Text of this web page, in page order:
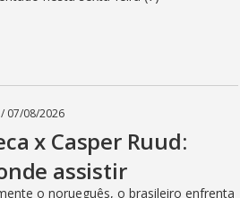
/ 07/08/2026
x Casper Ruud:
assistir
o norueguês, o brasileiro enfrenta